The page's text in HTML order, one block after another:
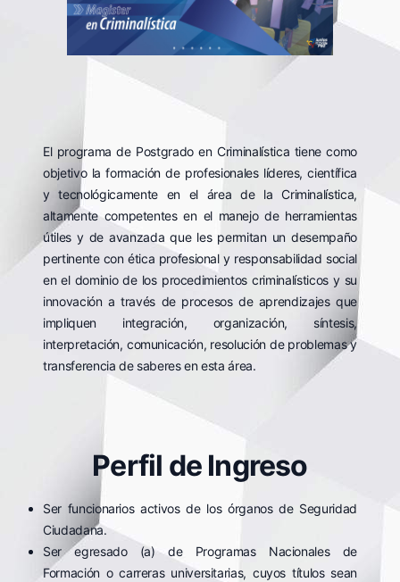
El programa de Postgrado en Criminalística tiene como
objetivo la formación de profesionales líderes, científica
y tecnológicamente en el área de la Criminalística,
altamente competentes en el manejo de herramientas
útiles y de avanzada que les permitan un desempaño
pertinente con ética profesional y responsabilidad social
en el dominio de los procedimientos criminalísticos y su
innovación a través de procesos de aprendizajes que
impliquen integración, organización, síntesis,
interpretación, comunicación, resolución de problemas y
transferencia de saberes en esta área.
Perfil de Ingreso
Ser funcionarios activos de los órganos de Seguridad
Ciudadana.
Ser egresado (a) de Programas Nacionales de
Formación o carreras universitarias, cuyos títulos sean